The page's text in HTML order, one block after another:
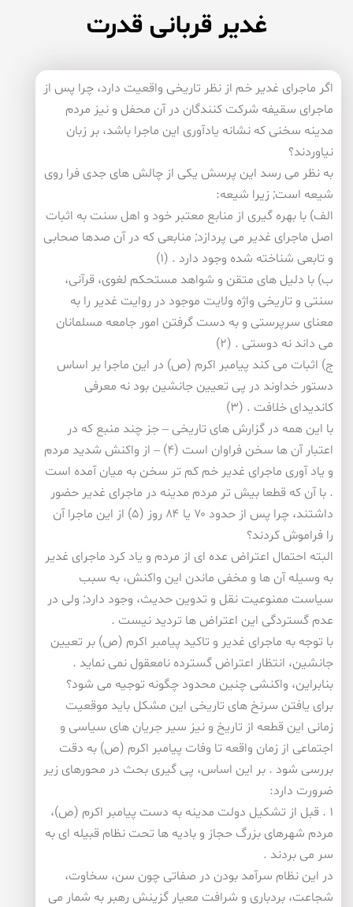
غدیر قربانی قدرت
اگر ماجرای غدیر خم از نظر تاریخی واقعیت دارد، چرا پس از
ماجرای سقیفه شركت كنندگان در آن محفل و نیز مردم
مدینه سخنی كه نشانه یادآوری این ماجرا باشد، بر زبان
نیاوردند؟
به نظر می رسد این پرسش یكی از چالش های جدی فرا روی
شیعه است; زیرا شیعه:
الف) با بهره گیری از منابع معتبر خود و اهل سنت به اثبات
اصل ماجرای غدیر می پردازد; منابعی كه در آن صدها صحابی
و تابعی شناخته شده وجود دارد . (۱)
ب) با دلیل های متقن و شواهد مستحكم لغوی، قرآنی،
سنتی و تاریخی واژه ولایت موجود در روایت غدیر را به
معنای سرپرستی و به دست گرفتن امور جامعه مسلمانان
می داند نه دوستی . (۲)
ج) اثبات می كند پیامبر اكرم (ص) در این ماجرا بر اساس
دستور خداوند در پی تعیین جانشین بود نه معرفی
كاندیدای خلافت . (۳)
با این همه در گزارش های تاریخی – جز چند منبع كه در
اعتبار آن ها سخن فراوان است (۴) – از واكنش شدید مردم
و یاد آوری ماجرای غدیر خم كم تر سخن به میان آمده است
. با آن كه قطعا بیش تر مردم مدینه در ماجرای غدیر حضور
داشتند، چرا پس از حدود ۷۰ یا ۸۴ روز (۵) از این ماجرا آن
را فراموش كردند؟
البته احتمال اعتراض عده ای از مردم و یاد كرد ماجرای غدیر
به وسیله آن ها و مخفی ماندن این واكنش، به سبب
سیاست ممنوعیت نقل و تدوین حدیث، وجود دارد; ولی در
عدم گستردگی این اعتراض ها تردید نیست .
با توجه به ماجرای غدیر و تاكید پیامبر اكرم (ص) بر تعیین
جانشین، انتظار اعتراض گسترده نامعقول نمی نماید .
بنابراین، واكنشی چنین محدود چگونه توجیه می شود؟
برای یافتن سرنخ های تاریخی این مشكل باید موقعیت
زمانی این قطعه از تاریخ و نیز سیر جریان های سیاسی و
اجتماعی از زمان واقعه تا وفات پیامبر اكرم (ص) به دقت
بررسی شود . بر این اساس، پی گیری بحث در محورهای زیر
ضرورت دارد:
۱ . قبل از تشكیل دولت مدینه به دست پیامبر اكرم (ص)،
مردم شهرهای بزرگ حجاز و بادیه ها تحت نظام قبیله ای به
سر می بردند .
در این نظام سرآمد بودن در صفاتی چون سن، سخاوت،
شجاعت، بردباری و شرافت معیار گزینش رهبر به شمار می